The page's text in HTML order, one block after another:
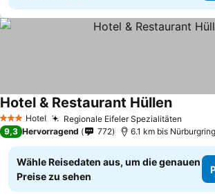
3 SterneHotel Regionale Eifeler Spezialitäten
Hotel & Restaurant Hüllen
9,3 Hervorragend 772 6.1 km bis Nürburgring
Wähle Reisedaten aus, um die genauen
Preise zu sehen